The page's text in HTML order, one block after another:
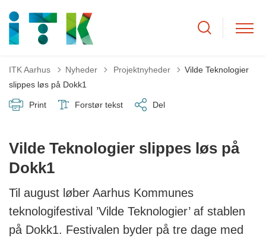
ITK Aarhus Nyheder Tilbage til
Projektnyheder
Vilde Teknologier
slippes løs på Dokk1
Print Forstør tekst Del
Vilde Teknologier slippes løs på
Dokk1
Til august løber Aarhus Kommunes
teknologifestival ’Vilde Teknologier’ af stablen
på Dokk1. Festivalen byder på tre dage med